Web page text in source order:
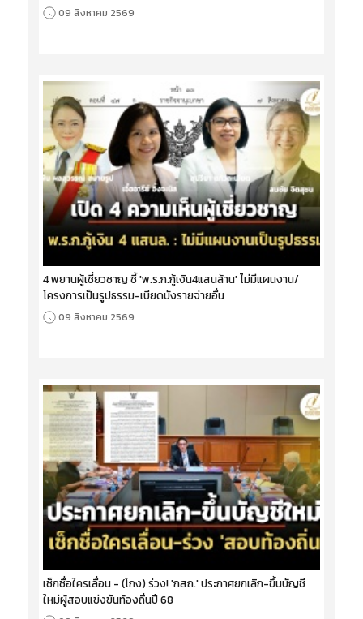
09 สิงหาคม 2569
4 พยานผู้เชี่ยวชาญ ชี้ 'พ.ร.ก.กู้เงิน4แสนล้าน' ไม่มีแผนงาน/
โครงการเป็นรูปธรรม-เบียดบังรายจ่ายอื่น
09 สิงหาคม 2569
เช็กชื่อใครเลื่อน - (โกง) ร่วง! 'กสถ.' ประกาศยกเลิก-ขึ้นบัญชี
ใหม่ผู้สอบแข่งขันท้องถิ่นปี 68